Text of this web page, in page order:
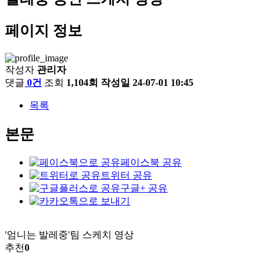
페이지 정보
작성자 관리자
댓글 0건 조회 1,104회 작성일 24-07-01 10:45
목록
본문
페이스북 공유
트위터 공유
구글+ 공유
'엄니는 발레중'팀 스케치 영상
추천0